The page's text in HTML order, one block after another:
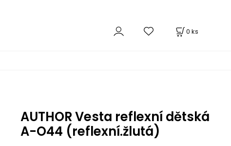
0 ks
AUTHOR Vesta reflexní dětská
A-O44 (reflexní.žlutá)